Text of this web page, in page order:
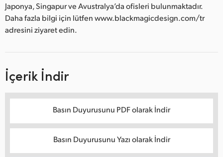
Japonya, Singapur ve Avustralya’da ofisleri bulunmaktadır.
Daha fazla bilgi için lütfen www.blackmagicdesign.com/tr
adresini ziyaret edin.
İçerik İndir
Basın Duyurusunu PDF olarak İndir
Basın Duyurusunu Yazı olarak İndir